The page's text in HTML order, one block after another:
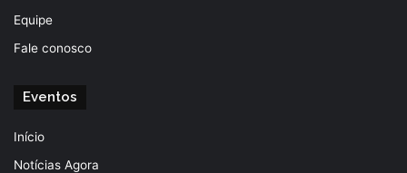
Equipe
Fale conosco
Eventos
Início
Notícias Agora